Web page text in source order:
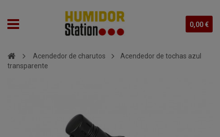
0,00 €
Acendedor de charutos
Acendedor de tochas azul
transparente